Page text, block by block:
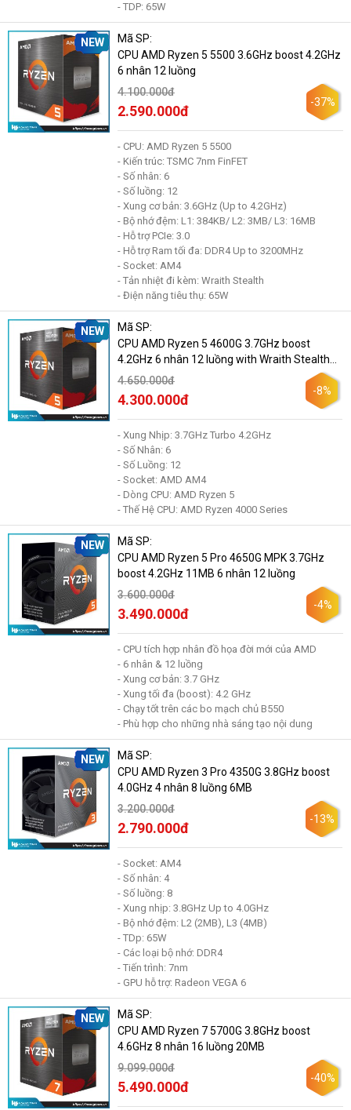
- TDP: 65W
NEW
Mã SP:
CPU AMD Ryzen 5 5500 3.6GHz boost 4.2GHz
6 nhân 12 luồng
4.100.000đ
2.590.000đ
-37%
- CPU: AMD Ryzen 5 5500
- Kiến trúc: TSMC 7nm FinFET
- Số nhân: 6
- Số luồng: 12
- Xung cơ bản: 3.6GHz (Up to 4.2GHz)
- Bộ nhớ đệm: L1: 384KB/ L2: 3MB/ L3: 16MB
- Hỗ trợ PCIe: 3.0
- Hỗ trợ Ram tối đa: DDR4 Up to 3200MHz
- Socket: AM4
- Tản nhiệt đi kèm: Wraith Stealth
- Điện năng tiêu thụ: 65W
NEW
Mã SP:
CPU AMD Ryzen 5 4600G 3.7GHz boost
4.2GHz 6 nhân 12 luồng with Wraith Stealth
Cooler
4.650.000đ
4.300.000đ
-8%
- Xung Nhịp: 3.7GHz Turbo 4.2GHz
- Số Nhân: 6
- Số Luồng: 12
- Socket: AMD AM4
- Dòng CPU: AMD Ryzen 5
- Thế Hệ CPU: AMD Ryzen 4000 Series
NEW
Mã SP:
CPU AMD Ryzen 5 Pro 4650G MPK 3.7GHz
boost 4.2GHz 11MB 6 nhân 12 luồng
3.600.000đ
3.490.000đ
-4%
- CPU tích hợp nhân đồ họa đời mới của AMD
- 6 nhân & 12 luồng
- Xung cơ bản: 3.7 GHz
- Xung tối đa (boost): 4.2 GHz
- Chạy tốt trên các bo mạch chủ B550
- Phù hợp cho những nhà sáng tạo nội dung
NEW
Mã SP:
CPU AMD Ryzen 3 Pro 4350G 3.8GHz boost
4.0GHz 4 nhân 8 luồng 6MB
3.200.000đ
2.790.000đ
-13%
- Socket: AM4
- Số nhân: 4
- Số luồng: 8
- Xung nhịp: 3.8GHz Up to 4.0GHz
- Bộ nhớ đệm: L2 (2MB), L3 (4MB)
- TDp: 65W
- Các loại bộ nhớ: DDR4
- Tiến trình: 7nm
- GPU hỗ trợ: Radeon VEGA 6
NEW
Mã SP:
CPU AMD Ryzen 7 5700G 3.8GHz boost
4.6GHz 8 nhân 16 luồng 20MB
9.099.000đ
5.490.000đ
-40%